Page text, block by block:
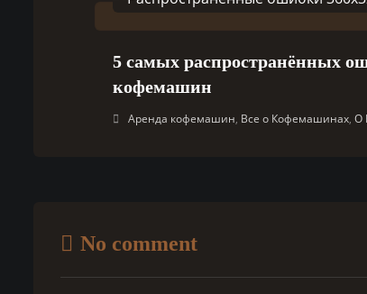
5 самых распространённых
кофемашин
Аренда кофемашин, Все о Кофемашинах,О
No comment